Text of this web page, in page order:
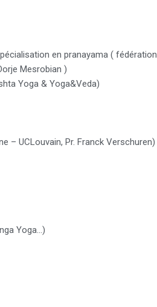
en pranayama (
Mesrobian )
Yoga & Yoga&Veda)
– UCLouvain, Pr. Franck Verschuren)
Yoga…)